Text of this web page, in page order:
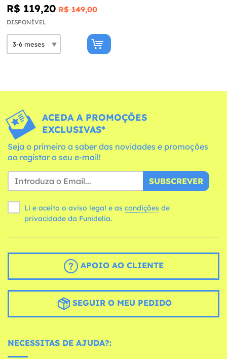
R$ 119,20 R$ 149,00
DISPONÍVEL
ACEDA A PROMOÇÕES
EXCLUSIVAS*
Seja o primeiro a saber das novidades e promoções
ao registar o seu e-mail!
SUBSCREVER
Li e aceito o aviso legal e as condições
privacidade da Funidelia.
APOIO AO CLIENTE
SEGUIR O MEU PEDIDO
NECESSITAS DE AJUDA?: